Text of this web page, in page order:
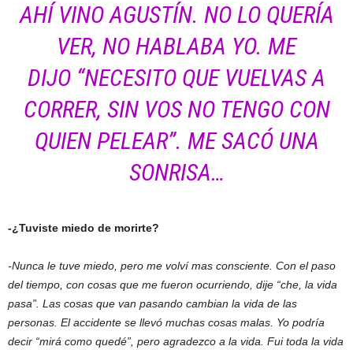
AHÍ VINO AGUSTÍN. NO LO QUERÍA
VER, NO HABLABA YO. ME
DIJO “NECESITO QUE VUELVAS A
CORRER, SIN VOS NO TENGO CON
QUIEN PELEAR”. ME SACÓ UNA
SONRISA…
-¿Tuviste miedo de morirte?
-Nunca le tuve miedo, pero me volví mas consciente. Con el paso
del tiempo, con cosas que me fueron ocurriendo, dije “che, la vida
pasa”. Las cosas que van pasando cambian la vida de las
personas. El accidente se llevó muchas cosas malas. Yo podría
decir “mirá como quedé”, pero agradezco a la vida. Fui toda la vida